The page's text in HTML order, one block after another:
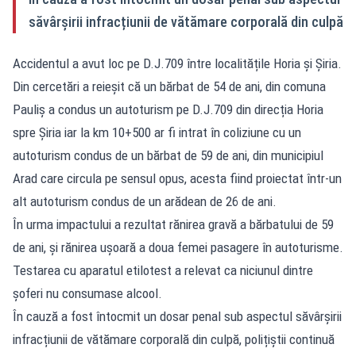
săvârșirii infracțiunii de vătămare corporală din culpă
Accidentul a avut loc pe D.J.709 între localitățile Horia și Șiria.
Din cercetări a reieșit că un bărbat de 54 de ani, din comuna
Pauliș a condus un autoturism pe D.J.709 din direcția Horia
spre Șiria iar la km 10+500 ar fi intrat în coliziune cu un
autoturism condus de un bărbat de 59 de ani, din municipiul
Arad care circula pe sensul opus, acesta fiind proiectat într-un
alt autoturism condus de un arădean de 26 de ani.
În urma impactului a rezultat rănirea gravă a bărbatului de 59
de ani, și rănirea ușoară a doua femei pasagere în autoturisme.
Testarea cu aparatul etilotest a relevat ca niciunul dintre
șoferi nu consumase alcool.
În cauză a fost întocmit un dosar penal sub aspectul săvârșirii
infracțiunii de vătămare corporală din culpă, polițiștii continuă